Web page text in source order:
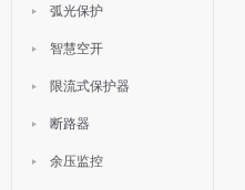
弧光保护
智慧空开
限流式保护器
断路器
余压监控